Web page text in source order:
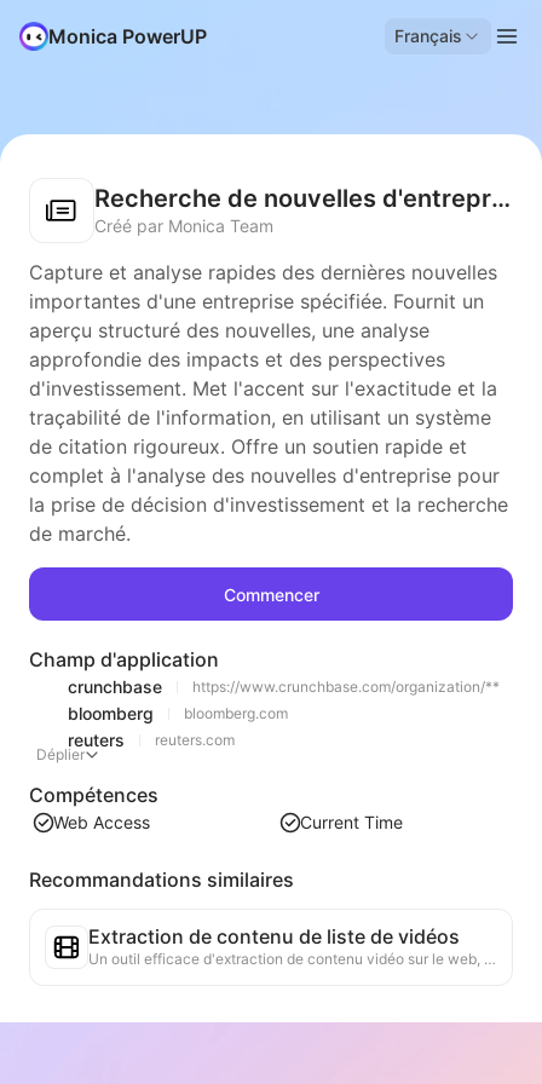
Monica PowerUP Français
Recherche de nouvelles d'entreprise associées
Créé par Monica Team
Capture et analyse rapides des dernières nouvelles
importantes d'une entreprise spécifiée. Fournit un
aperçu structuré des nouvelles, une analyse
approfondie des impacts et des perspectives
d'investissement. Met l'accent sur l'exactitude et la
traçabilité de l'information, en utilisant un système
de citation rigoureux. Offre un soutien rapide et
complet à l'analyse des nouvelles d'entreprise pour
la prise de décision d'investissement et la recherche
de marché.
Commencer
Champ d'application
crunchbase https://www.crunchbase.com/organization/**
bloomberg bloomberg.com
reuters
reuters.com
Déplier
Compétences
Web Access Current Time
Recommandations similaires
Extraction de contenu de liste de vidéos
Un outil efficace d'extraction de contenu vidéo sur le web, capable de scanner rapidement les pages et d'organiser les informations vidéo dans un tableau Markdown structuré.
Analyse des tendances de classement